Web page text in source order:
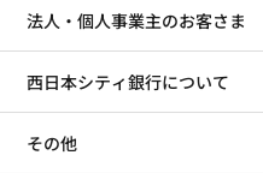
法人・個人事業主のお客さま
西日本シティ銀行について
その他